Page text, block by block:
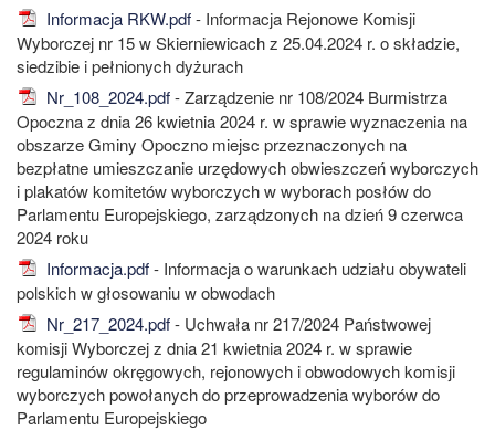
Informacja RKW.pdf- Informacja Rejonowe Komisji
Wyborczej nr 15 w Skierniewicach z 25.04.2024 r. o składzie,
siedzibie i pełnionych dyżurach
Nr_108_2024.pdf- Zarządzenie nr 108/2024 Burmistrza
Opoczna z dnia 26 kwietnia 2024 r. w sprawie wyznaczenia na
obszarze Gminy Opoczno miejsc przeznaczonych na
bezpłatne umieszczanie urzędowych obwieszczeń wyborczych
i plakatów komitetów wyborczych w wyborach posłów do
Parlamentu Europejskiego, zarządzonych na dzień 9 czerwca
2024 roku
Informacja.pdf- Informacja o warunkach udziału obywateli
polskich w głosowaniu w obwodach
Nr_217_2024.pdf- Uchwała nr 217/2024 Państwowej
komisji Wyborczej z dnia 21 kwietnia 2024 r. w sprawie
regulaminów okręgowych, rejonowych i obwodowych komisji
wyborczych powołanych do przeprowadzenia wyborów do
Parlamentu Europejskiego